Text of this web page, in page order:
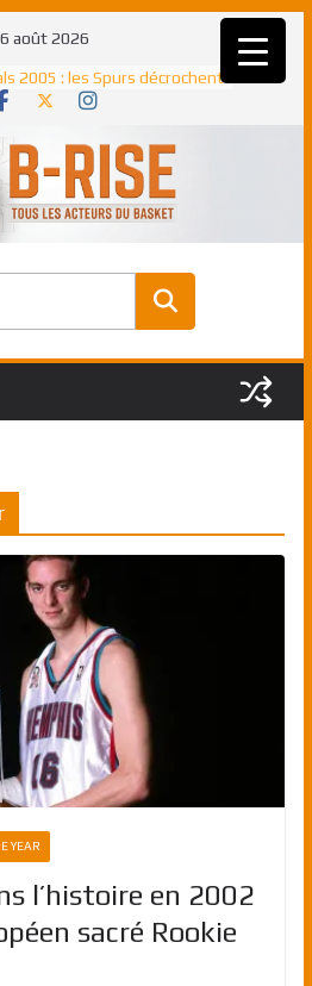
6 août 2026
d’une saison NBA
2005 : les Spurs décrochent
titre NBA, la rude bataille
2021 : les Bucks et Giannis
triomphent, le Greek
de 40 points en NBA, le
transcendant face aux Spurs
dans l’histoire en 2002 :
YEAR
l’histoire en 2002
sacré Rookie